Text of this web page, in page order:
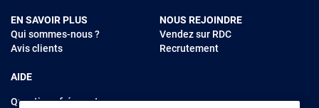
EN SAVOIR PLUS
Qui sommes-nous ?
Avis clients
AIDE
Questions fréquentes
NOUS REJOINDRE
Vendez sur RDC
Recrutement